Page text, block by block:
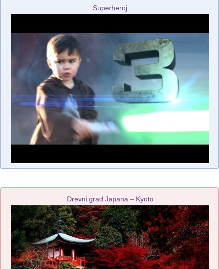
Superheroj
Drevni grad Japana – Kyoto